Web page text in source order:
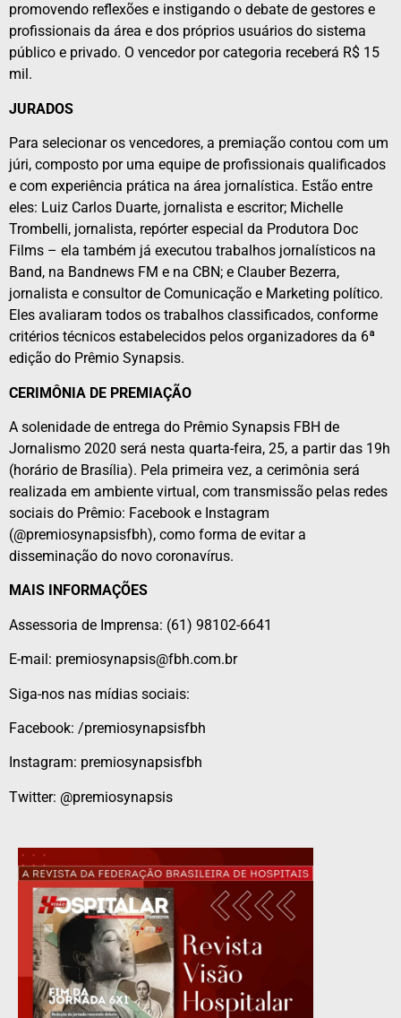
promovendo reflexões e instigando o debate de gestores e
profissionais da área e dos próprios usuários do sistema
público e privado. O vencedor por categoria receberá R$ 15
mil.
JURADOS
Para selecionar os vencedores, a premiação contou com um
júri, composto por uma equipe de profissionais qualificados
e com experiência prática na área jornalística. Estão entre
eles: Luiz Carlos Duarte, jornalista e escritor; Michelle
Trombelli, jornalista, repórter especial da Produtora Doc
Films – ela também já executou trabalhos jornalísticos na
Band, na Bandnews FM e na CBN; e Clauber Bezerra,
jornalista e consultor de Comunicação e Marketing político.
Eles avaliaram todos os trabalhos classificados, conforme
critérios técnicos estabelecidos pelos organizadores da 6ª
edição do Prêmio Synapsis.
CERIMÔNIA DE PREMIAÇÃO
A solenidade de entrega do Prêmio Synapsis FBH de
Jornalismo 2020 será nesta quarta-feira, 25, a partir das 19h
(horário de Brasília). Pela primeira vez, a cerimônia será
realizada em ambiente virtual, com transmissão pelas redes
sociais do Prêmio: Facebook e Instagram
(@premiosynapsisfbh), como forma de evitar a
disseminação do novo coronavírus.
MAIS INFORMAÇÕES
Assessoria de Imprensa: (61) 98102-6641
E-mail: premiosynapsis@fbh.com.br
Siga-nos nas mídias sociais:
Facebook: /premiosynapsisfbh
Instagram: premiosynapsisfbh
Twitter: @premiosynapsis